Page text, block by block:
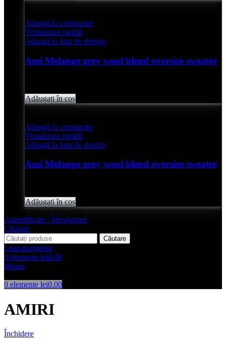
Adaugă la comparare
Vizualizare rapidă
Adaugă la lista de dorințe
Ami Melange grey wool blend oversize sweater
Adăugați în coș
Adaugă la comparare
Vizualizare rapidă
Adaugă la lista de dorințe
Ami Melange grey wool blend oversize sweater
Adăugați în coș
Autentificare / Înregistrare
Căutare
Căutare
Lista dorințelor
0 elemente lei0.00
Meniu
0 elemente lei0.00
AMIRI
Închidere